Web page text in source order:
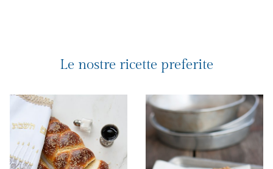
Le nostre ricette preferite